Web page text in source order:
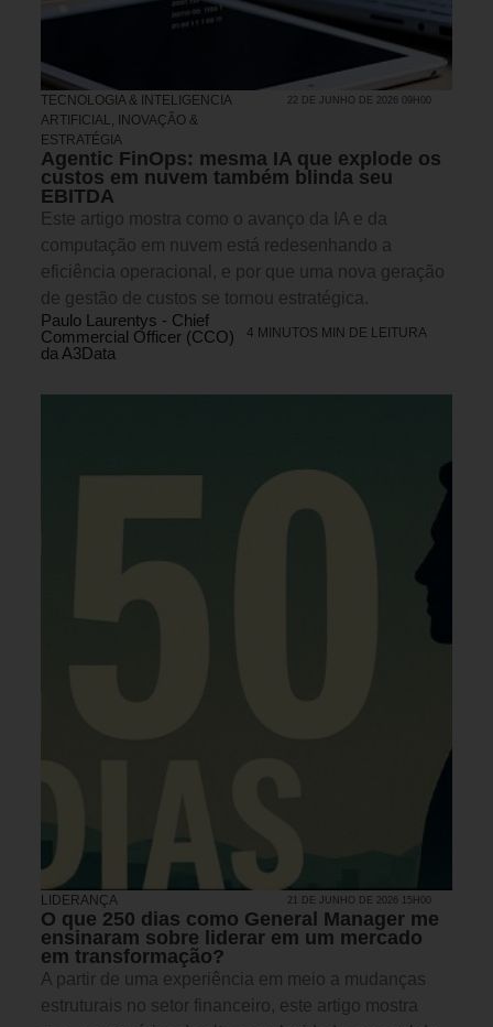
TECNOLOGIA & INTELIGENCIA
ARTIFICIAL,
INOVAÇÃO &
ESTRATÉGIA
22 DE JUNHO DE 2026 09H00
Agentic FinOps: mesma IA que explode os
custos em nuvem também blinda seu
EBITDA
Este artigo mostra como o avanço da IA e da
computação em nuvem está redesenhando a
eficiência operacional, e por que uma nova geração
de gestão de custos se tornou estratégica.
Paulo Laurentys - Chief
Commercial Officer (CCO)
da A3Data
4 MINUTOS MIN DE LEITURA
LIDERANÇA 21 DE JUNHO DE 2026 15H00
O que 250 dias como General Manager me
ensinaram sobre liderar em um mercado
em transformação?
A partir de uma experiência em meio a mudanças
estruturais no setor financeiro, este artigo mostra